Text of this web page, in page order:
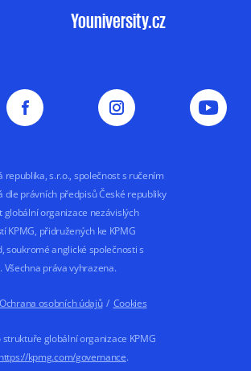
odvolat. Můj nesouhlas
na dobu
5 let nebo do doby,
Youniversity.cz
republika, s.r.o., společnost s ručením
dle právních předpisů České republiky
globální organizace nezávislých
KPMG, přidružených ke KPMG
soukromé anglické společnosti s
práva vyhrazena.
Ochrana osobních údajů / Cookies
globální organizace KPMG
https://kpmg.com/governance.